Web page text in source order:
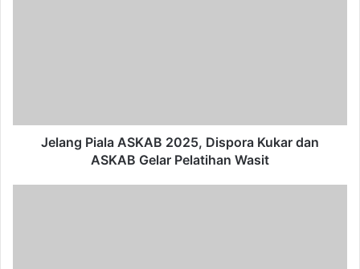
Gelar
PelatihanJelang Piala ASKAB 2025, Dispora Kukar dan
ASKAB Gelar Pelatihan Wasit